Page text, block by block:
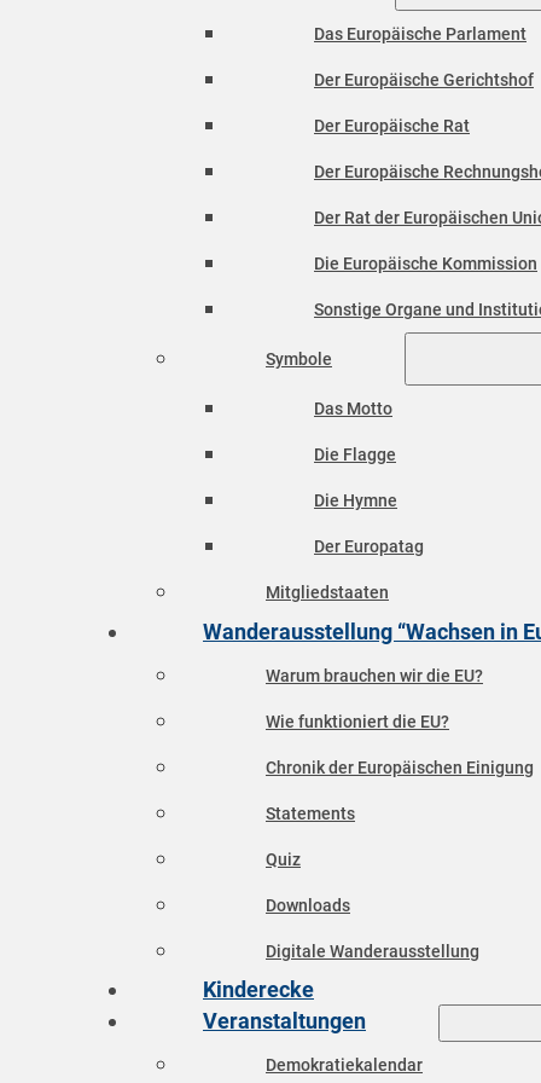
Das Europäische Parlament
Der Europäische Gerichtshof
Der Europäische Rat
Der Europäische
Der Rat der Europäischen
Die Europäische Kommission
Sonstige Organe und
Symbole
Das Motto
Die Flagge
Die Hymne
Der Europatag
Mitgliedstaaten
Wanderausstellung “Wachsen in
Warum brauchen wir die EU?
Wie funktioniert die EU?
Chronik der Europäischen Einigung
Statements
Quiz
Downloads
Digitale Wanderausstellung
Kinderecke
Veranstaltungen
Demokratiekalendar